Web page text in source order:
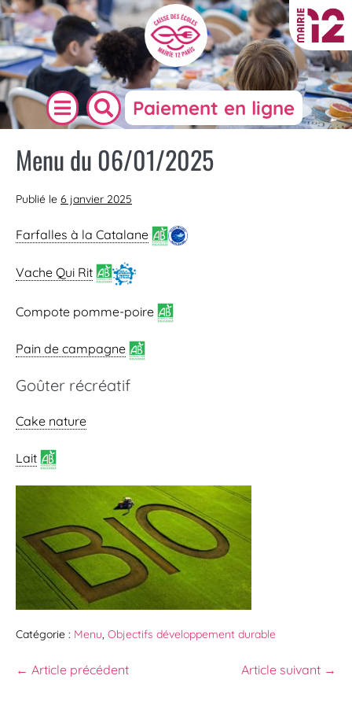
Paiement en ligne
Menu du 06/01/2025
Publié le 6 janvier 2025
Farfalles à la Catalane
Vache Qui Rit
Compote pomme-poire
Pain de campagne
Goûter récréatif
Cake nature
Lait
Catégorie : Menu, Objectifs développement durable
← Article précédent Article suivant →